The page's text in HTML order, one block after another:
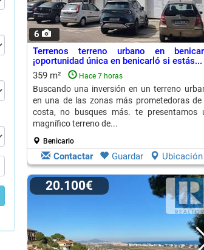
6
Terrenos terreno urbano en
¡oportunidad única en benicarló si estás...
359 m²
Hace 7 horas
Buscando una inversión en un terreno
en una de las zonas más prometedoras de
costa, no busques más. te presentamos
magnífico terreno de...
Benicarlo
Contactar Guardar Ubicación
20.100€